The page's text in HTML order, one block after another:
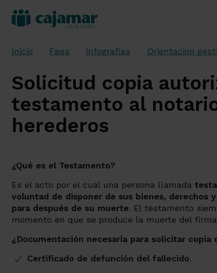
Inicio Faqs Infografias Orientacion
Solicitud copia
testamento al
herederos
¿Qué es el Testamento?
Es el acto por el cual una persona llamada
voluntad de disponer de sus bienes, derechos
para después de su muerte. El testamento
momento en que se produce la muerte del
¿Documentación necesaria para solicitar
Certificado de defunción del fallecido.